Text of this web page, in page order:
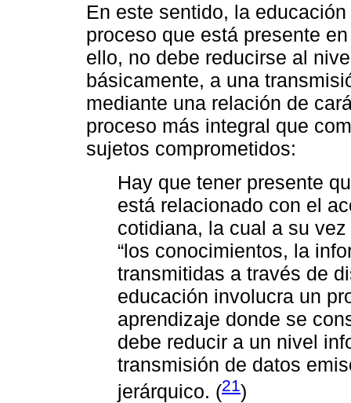
En este sentido, la
proceso que está presente
ello, no debe reducirse al
básicamente, a una
mediante una relación de
proceso más integral que
sujetos comprometidos:
Hay que tener presente
está relacionado con el
cotidiana, la cual a su
“los conocimientos, la
transmitidas a través de
educación involucra un
aprendizaje donde se
debe reducir a un nivel
transmisión de datos
jerárquico. (21)